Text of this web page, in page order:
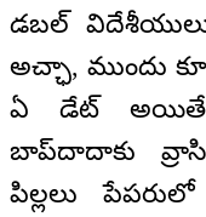
డబల్
అచ్ఛా, ముందు
ఏ డేట్‌ అయితే
బాప్‌దాదాకు
పిల్లలు